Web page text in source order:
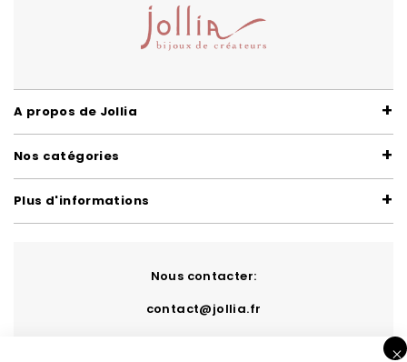
A propos de Jollia
Nos catégories
Plus d'informations
Nous contacter:
contact@jollia.fr